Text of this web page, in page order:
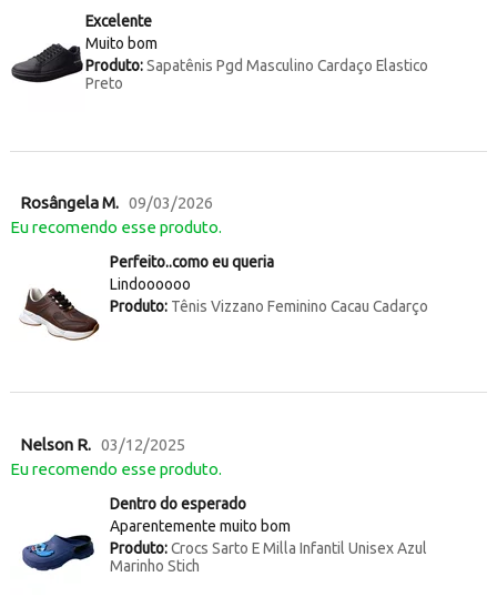
Excelente
Muito bom
Produto:Sapatênis Pgd Masculino Cardaço Elastico
Preto
Rosângela M. 09/03/2026
Eu recomendo esse produto.
Perfeito..como eu queria
Lindoooooo
Produto:Tênis Vizzano Feminino Cacau Cadarço
Nelson R. 03/12/2025
Eu recomendo esse produto.
Dentro do esperado
Aparentemente muito bom
Produto:Crocs Sarto E Milla Infantil Unisex Azul
Marinho Stich